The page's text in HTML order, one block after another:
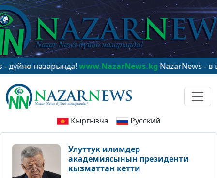
назарында!www.NazarNews.kgNazarNews - в
Кыргызча Русский
Улуттук илимдер
академиясынын президенти
кызматтан кетти